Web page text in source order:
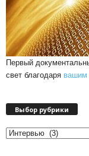
Первый
свет благодаря вашим
Выбор рубрики
Выбор